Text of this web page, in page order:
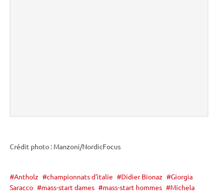
Crédit photo : Manzoni/NordicFocus
Antholz championnats d'italie Didier Bionaz
Giorgia
Saracco
mass-start dames mass-start hommes Michela